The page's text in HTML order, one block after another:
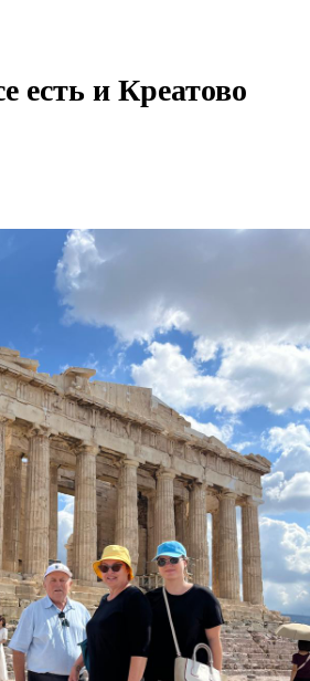
есть и Креатово